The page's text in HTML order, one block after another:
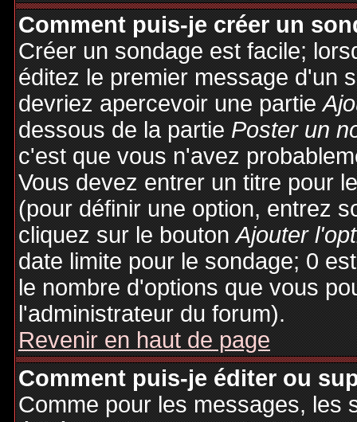
Comment puis-je créer un
Créer un sondage est facile;
éditez le premier message d'un
devriez apercevoir une partie
dessous de la partiePoster un
c'est que vous n'avez
Vous devez entrer un titre pour
(pour définir une option, entrez
cliquez sur le boutonAjouter
date limite pour le sondage; 0
le nombre d'options que vous
l'administrateur du forum).
Revenir en haut de page
Comment puis-je éditer ou
Comme pour les messages, les